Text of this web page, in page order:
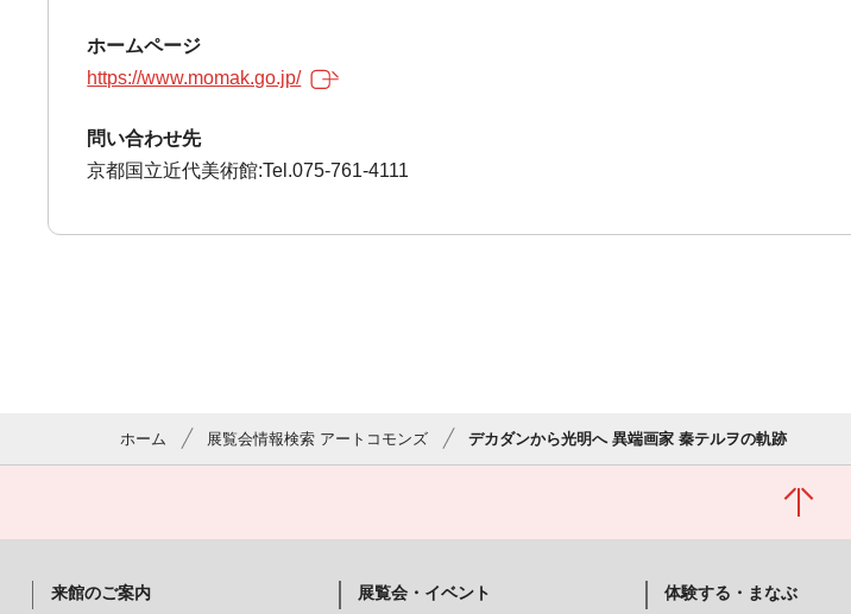
ホームページ
https://www.momak.go.jp/
問い合わせ先
京都国立近代美術館:Tel.075-761-4111
ホーム 展覧会情報検索 アートコモンズ デカダンから光明へ 異端画家 秦テルヲの軌跡
来館のご案内 展覧会・イベント 体験する・まなぶ